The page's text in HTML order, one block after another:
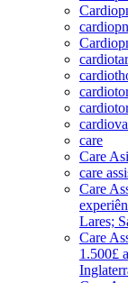
care
Care
care
Care
Lares;
Care
1.500£